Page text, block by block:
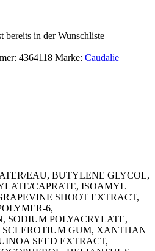
bereits in der Wunschliste
4364118 Marke: Caudalie
EAU, BUTYLENE GLYCOL,
CAPRATE, ISOAMYL
SHOOT EXTRACT,
6,
SODIUM POLYACRYLATE,
SCLEROTIUM GUM, XANTHAN
SEED EXTRACT,